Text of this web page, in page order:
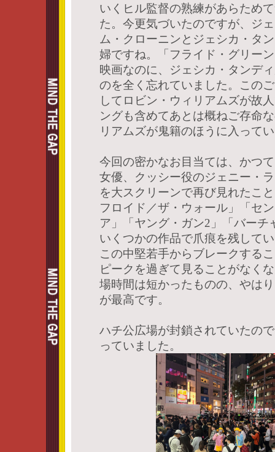
いくヒル監督の熟練があらため
た。今更気づいたのですが、ジ
ム・クローニンとジェシカ・タ
婦ですね。「フライド・グリー
映画なのに、ジェシカ・タンデ
のを全く忘れていました。この
してロビン・ウィリアムズが故
ングも含めてあとは概ねご存命
リアムズが鬼籍のほうに入って
今回の密かなお目当ては、かつ
女優、クッシー役のジェニー・
を大スクリーンで再び見れたこ
フロイド／ザ・ウォール」「セ
ア」「ヤング・ガン2」「バーチ
いくつかの作品で爪痕を残して
この中堅若手からブレークする
ピークを過ぎて見ることがなく
場時間は短かったものの、やは
が最高です。
ハチ公広場が封鎖されていたの
っていました。